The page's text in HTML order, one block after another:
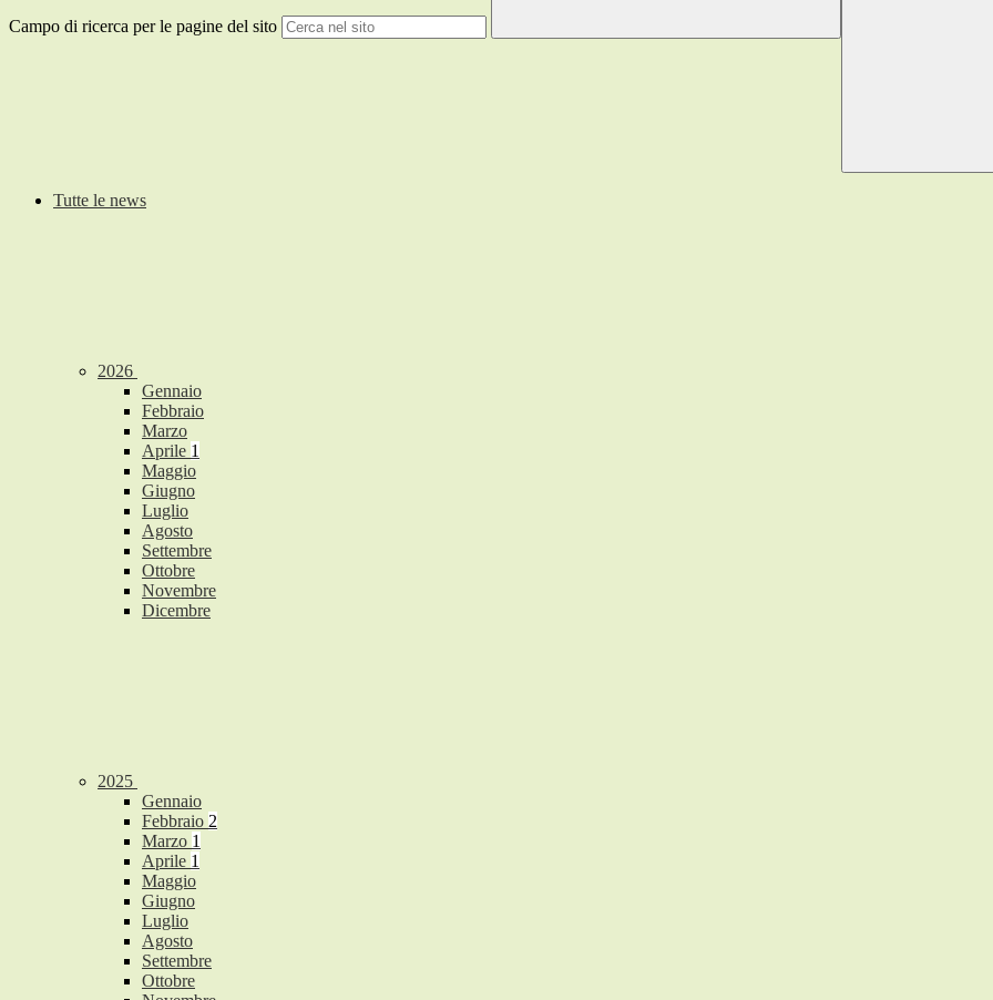
Campo di ricerca per le pagine del sito
Tutte le news
2026
Gennaio
Febbraio
Marzo
Aprile 1
Maggio
Giugno
Luglio
Agosto
Settembre
Ottobre
Novembre
Dicembre
2025
Gennaio
Febbraio 2
Marzo 1
Aprile 1
Maggio
Giugno
Luglio
Agosto
Settembre
Ottobre